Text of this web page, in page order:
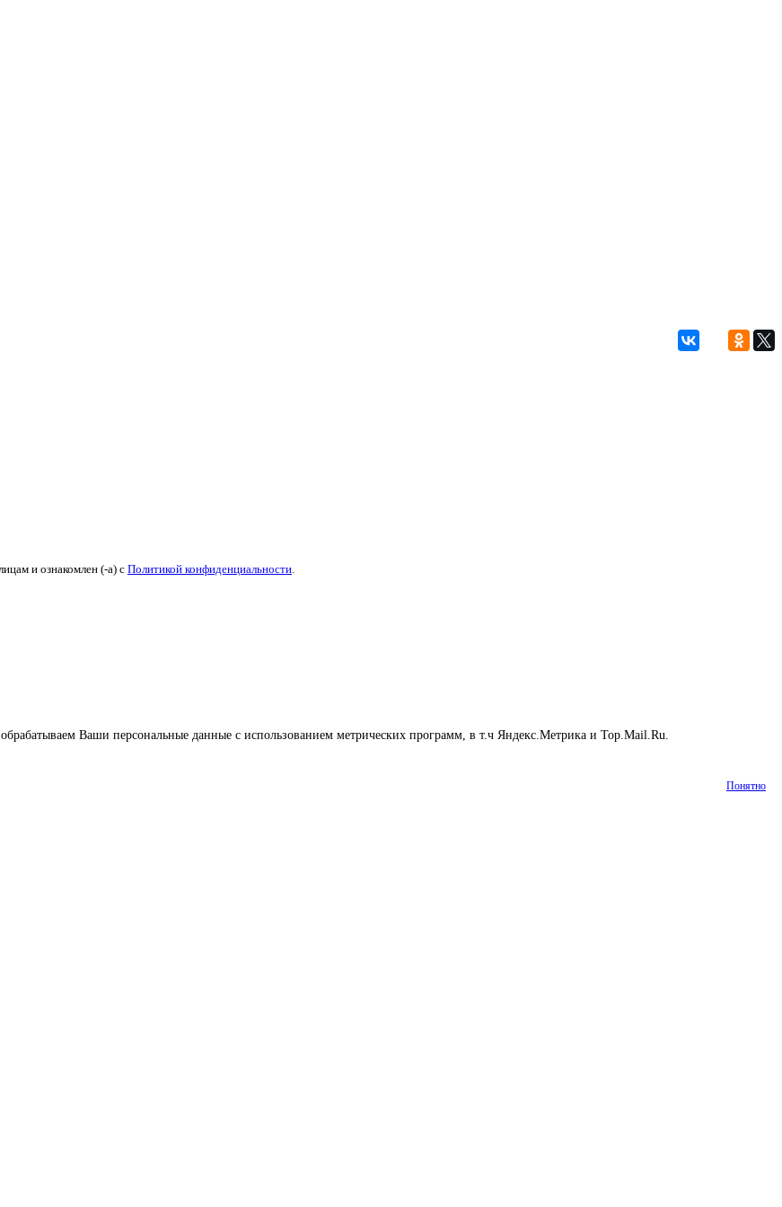
и ознакомлен (-а) cПолитикой конфиденциальности.
Ваши персональные данные с использованием метрических программ, в т.ч Яндекс.Метрика и Top.Mail.Ru.
Понятно